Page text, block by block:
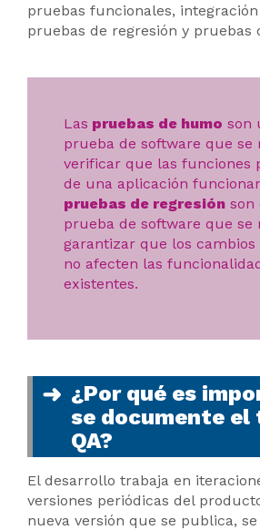
pruebas funcionales,
pruebas de regresión y pruebas
Las pruebas de humo son
prueba de software que se
verificar que las funciones
de una aplicación
pruebas de regresión son
prueba de software que se
garantizar que los cambios
no afecten las
existentes.
¿Por qué es
se documente el
QA?
El desarrollo trabaja en
versiones periódicas del
nueva versión que se publica,